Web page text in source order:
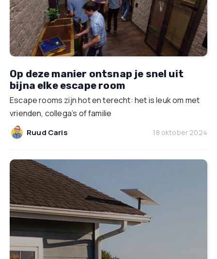
Op deze manier ontsnap je snel uit
bijna elke escape room
Escape rooms zijn hot en terecht: het is leuk om met
vrienden, collega’s of familie
Ruud Caris 18 oktober 2024